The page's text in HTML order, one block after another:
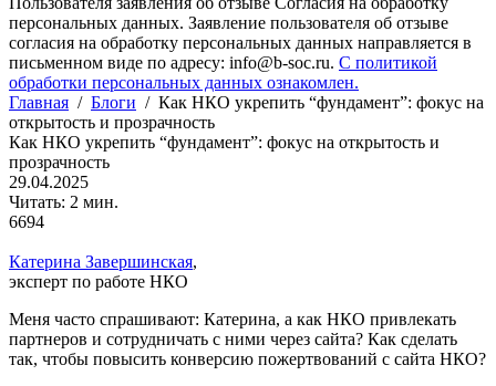
персональных данных. Заявление пользователя об отзыве
согласия на обработку персональных данных направляется в
письменном виде по адресу: info@b-soc.ru. С политикой
обработки персональных данных ознакомлен.
Главная / Блоги / Как НКО укрепить “фундамент”: фокус на
открытость и прозрачность
Как НКО укрепить “фундамент”: фокус на открытость и
прозрачность
29.04.2025
Читать: 2 мин.
6694
Катерина Завершинская,
эксперт по работе НКО
Меня часто спрашивают: Катерина, а как НКО привлекать
партнеров и сотрудничать с ними через сайта? Как сделать
так, чтобы повысить конверсию пожертвований с сайта НКО?